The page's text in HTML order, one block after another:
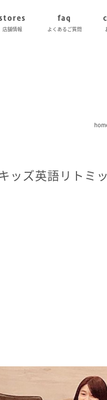
店舗情報
faq
よくあるご質問
ッズ英語リトミ